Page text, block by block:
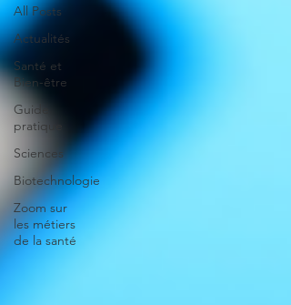
All Posts
Actualités
Santé et
Bien-être
Guide
pratique
Sciences
Biotechnologie
Zoom sur
les métiers
de la santé